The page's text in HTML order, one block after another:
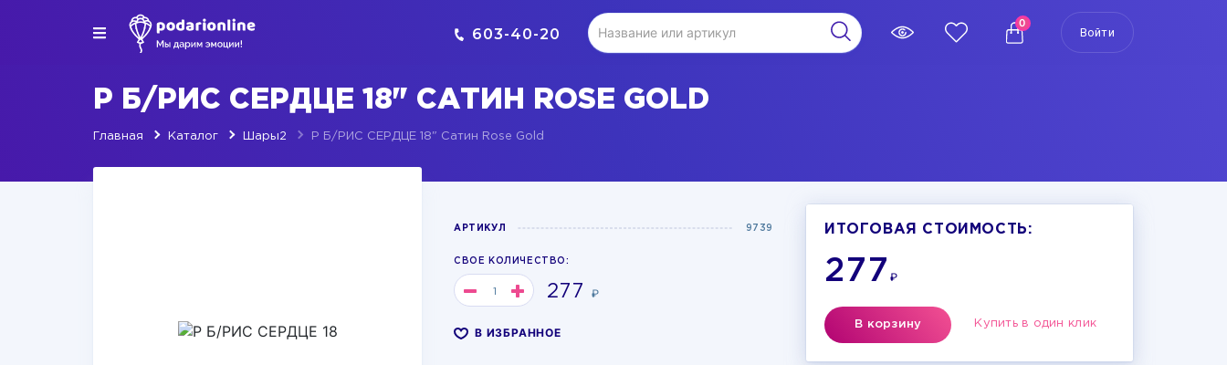
603-40-20
0
Войти
Р Б/РИС СЕРДЦЕ 18" САТИН ROSE GOLD
Главная Каталог Шары2 Р Б/РИС СЕРДЦЕ 18" Сатин Rose Gold
АРТИКУЛ 9739
СВОЕ КОЛИЧЕСТВО:
277₽
В ИЗБРАННОЕ
ИТОГОВАЯ СТОИМОСТЬ:
277₽
В корзину Купить в один клик